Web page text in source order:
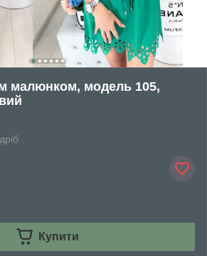
малюнком, модель 105,
Купити